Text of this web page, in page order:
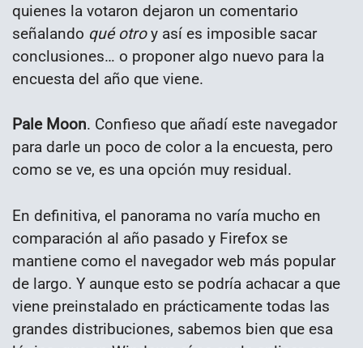
quienes la votaron dejaron un comentario
señalando qué otroy así es imposible sacar
conclusiones… o proponer algo nuevo para la
encuesta del año que viene.
Pale Moon. Confieso que añadí este navegador
para darle un poco de color a la encuesta, pero
como se ve, es una opción muy residual.
En definitiva, el panorama no varía mucho en
comparación al año pasado y Firefox se
mantiene como el navegador web más popular
de largo. Y aunque esto se podría achacar a que
viene preinstalado en prácticamente todas las
grandes distribuciones, sabemos bien que esa